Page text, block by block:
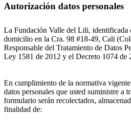
Autorización datos personales
La Fundación Valle del Lili,
domicilio en la Cra. 98 #18-49, Cali
Responsable del Tratamiento de Datos
Ley 1581 de 2012 y el Decreto 1074 de
En cumplimiento de la normativa
datos personales que usted suministre a
formulario serán recolectados,
finalidad de: